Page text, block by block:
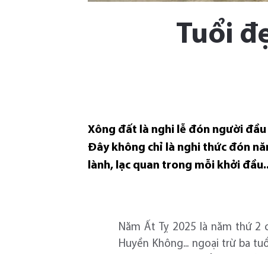
Tuổi
Xông đất là nghi lễ đón người
Đây không chỉ là nghi thức đón
lành, lạc quan trong mỗi khởi
Năm Ất Tỵ 2025 là năm thứ 2
Huyền Không... ngoại trừ ba